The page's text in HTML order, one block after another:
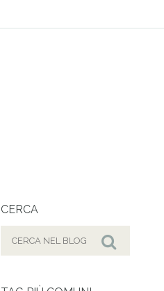
CERCA
Cerca